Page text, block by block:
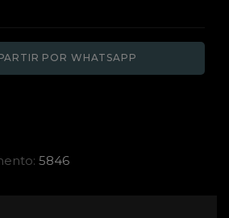
POR WHATSAPP
5846